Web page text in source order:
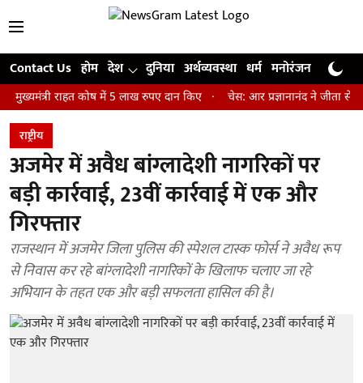
Contact Us होम देश दुनिया अर्थव्यवस्था धर्म मनोरंजन खेल
राहत कोष में 5 लाख रुपए दान किए चेस: आर प्रज्ञानानंद ने जीता सेंट लुइस
राष्ट्रीय
अजमेर में अवैध बांग्लादेशी नागरिकों पर
बड़ी कार्रवाई, 23वीं कार्रवाई में एक और
गिरफ्तार
राजस्थान में अजमेर जिला पुलिस की स्पेशल टास्क फोर्स ने अवैध रूप
से निवास कर रहे बांग्लादेशी नागरिकों के खिलाफ चलाए जा रहे
अभियान के तहत एक और बड़ी सफलता हासिल की है।